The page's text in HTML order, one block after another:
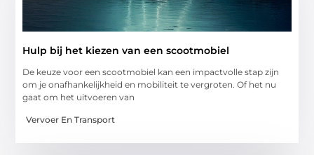
Hulp bij het kiezen van een scootmobiel
De keuze voor een scootmobiel kan een impactvolle stap zijn
om je onafhankelijkheid en mobiliteit te vergroten. Of het nu
gaat om het uitvoeren van
Vervoer En Transport